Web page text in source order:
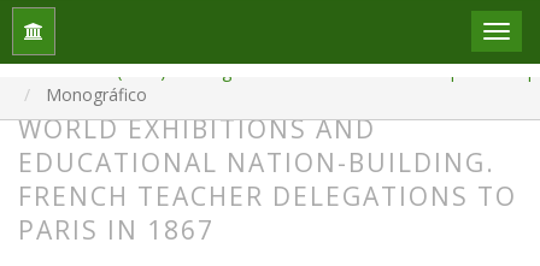
Inicio
Núm. 34 (2025): Monográfico: La escuela en el escaparate: el
Monográfico
WORLD EXHIBITIONS AND
EDUCATIONAL NATION-BUILDING.
FRENCH TEACHER DELEGATIONS TO
PARIS IN 1867